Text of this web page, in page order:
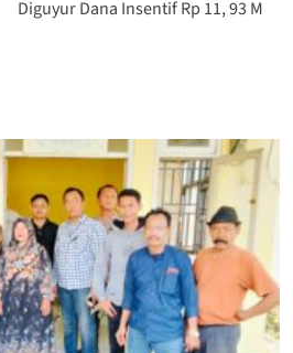
Diguyur Dana Insentif Rp 11, 93 M